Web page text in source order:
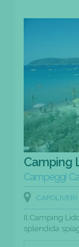
Camping
Campeggi
CAPOLIVERI
Il Camping
splendida